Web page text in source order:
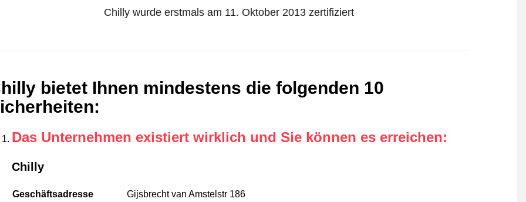
Chilly wurde erstmals am 11. Oktober 2013 zertifiziert
bietet Ihnen mindestens die folgenden 10
:
Das Unternehmen existiert wirklich und Sie können es erreichen:
Chilly
Geschäftsadresse
Gijsbrecht van Amstelstr 186